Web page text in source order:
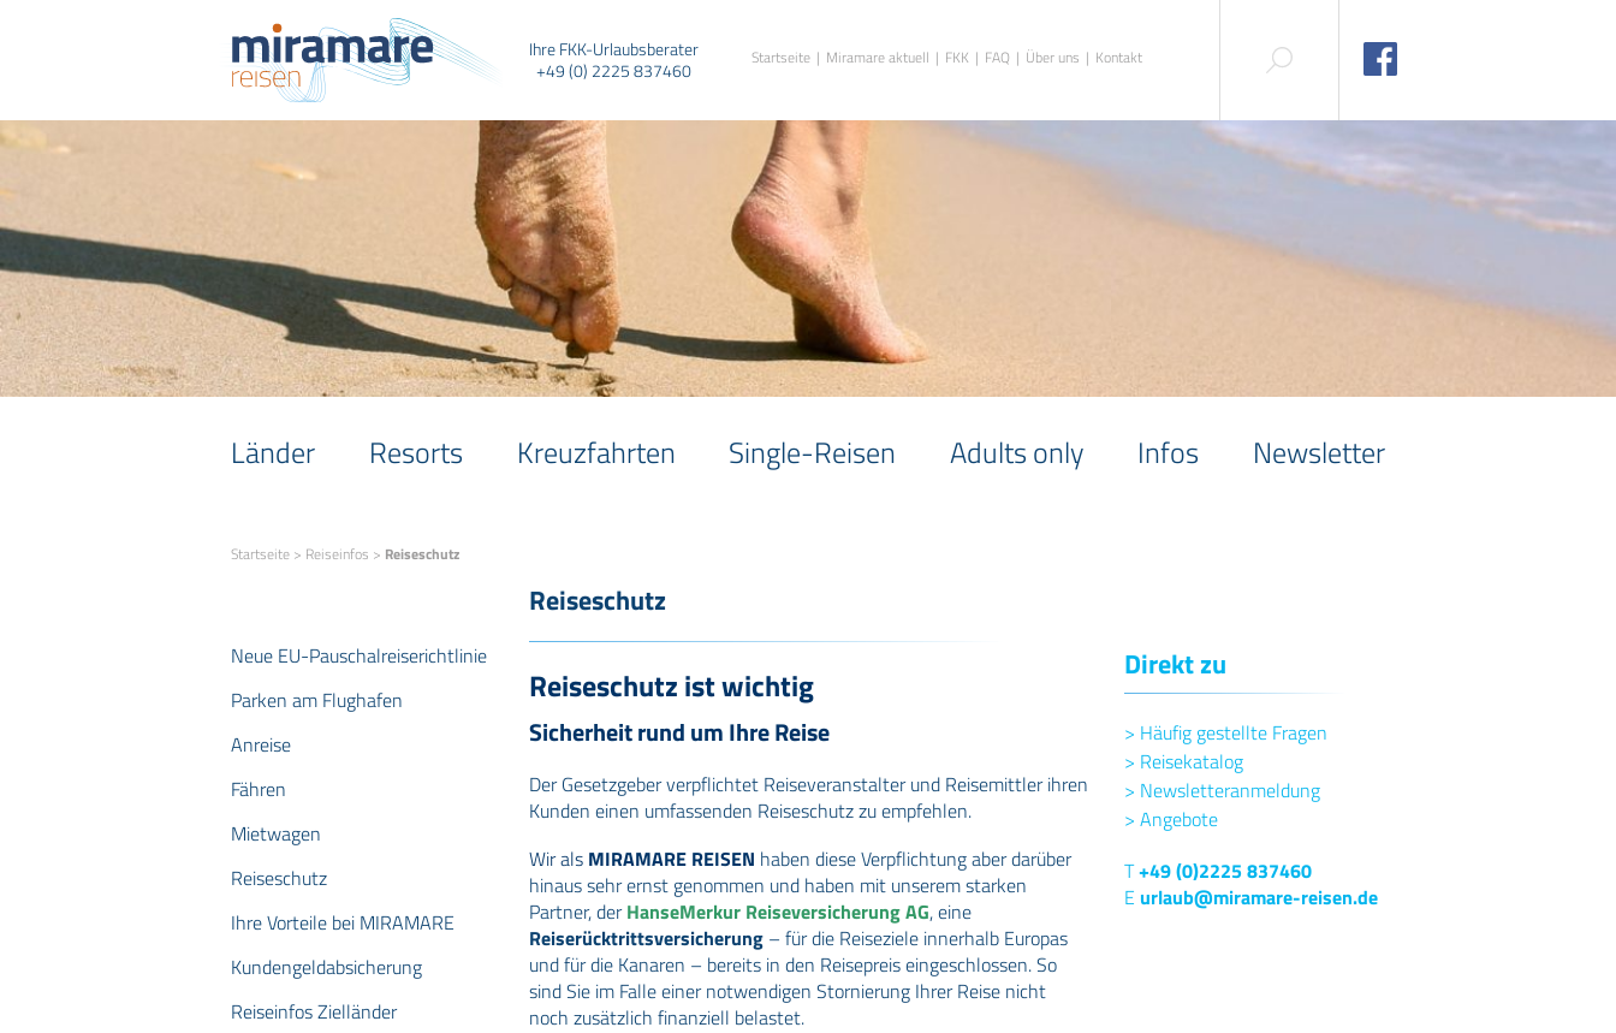
Ihre FKK-Urlaubsberater
+49 (0) 2225 837460
Startseite Miramare aktuell FKK FAQ Über uns Kontakt
Länder Resorts Kreuzfahrten Single-Reisen Adults only Infos Newsletter
Startseite > Reiseinfos > Reiseschutz
Neue EU-Pauschalreiserichtlinie
Parken am Flughafen
Anreise
Fähren
Mietwagen
Reiseschutz
Ihre Vorteile bei MIRAMARE
Kundengeldabsicherung
Reiseinfos Zielländer
Reiseschutz
Reiseschutz ist wichtig
Sicherheit rund um Ihre Reise
Der Gesetzgeber verpflichtet Reiseveranstalter und Reisemittler ihren
Kunden einen umfassenden Reiseschutz zu empfehlen.
Wir alsMIRAMARE REISEN haben diese Verpflichtung aber darüber
hinaus sehr ernst genommen und haben mit unserem starken
Partner, derHanseMerkur Reiseversicherung AG, eine
Reiserücktrittsversicherung– für die Reiseziele innerhalb Europas
und für die Kanaren – bereits in den Reisepreis eingeschlossen. So
sind Sie im Falle einer notwendigen Stornierung Ihrer Reise nicht
noch zusätzlich finanziell belastet.
Direkt zu
> Häufig gestellte Fragen
> Reisekatalog
> Newsletteranmeldung
> Angebote
T+49 (0)2225 837460
E urlaub@miramare-reisen.de